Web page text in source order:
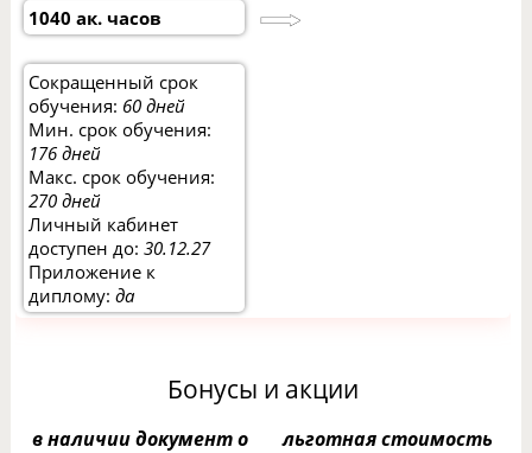
1040 ак. часов
Сокращенный срок
обучения: 60 дней
Мин. срок обучения:
176 дней
Макс. срок обучения:
270 дней
Личный кабинет
доступен до:30.12.27
Приложение к
диплому:да
Бонусы и акции
в наличии документ о
льготная стоимость